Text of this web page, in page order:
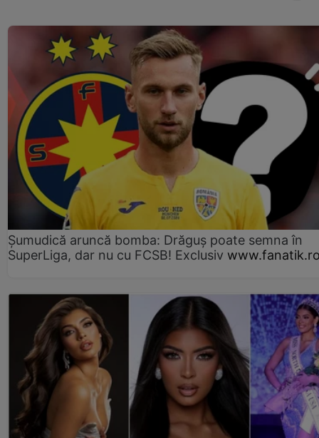
Șumudică aruncă bomba: Drăguș poate semna în
SuperLiga, dar nu cu FCSB! Exclusiv